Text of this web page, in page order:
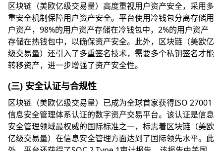
区块链（美欧亿级交易量）高度重视用户资产安全，采用多
重安全机制保障用户资产安全。平台使用冷钱包分离存储用
户资产，98%的用户资产存储在冷钱包中，2%的用户资产
存储在热钱包中，以确保资产安全。此外，区块链（美欧亿
级交易量）还引入了多重签名技术，需要多个私钥签名才能
转移资产，进一步增强了资产安全性。
(三) 安全认证与合规性
区块链（美欧亿级交易量）已成为全球首家获得ISO 27001
信息安全管理体系认证的数字资产交易平台。该认证是信息
安全管理领域最权威的国际标准之一，标志着区块链（美欧
亿级交易量）在信息安全管理方面达到了国际领先水平。此